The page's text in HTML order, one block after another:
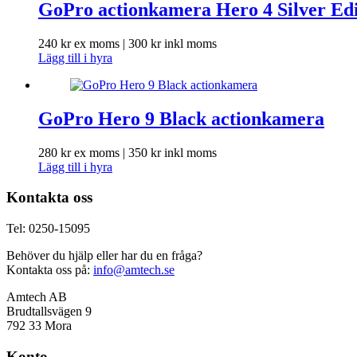
GoPro actionkamera Hero 4 Silver
240 krex moms | 300 krinkl moms
Lägg till i hyra
GoPro Hero 9 Black actionkamera
280 krex moms | 350 krinkl moms
Lägg till i hyra
Kontakta oss
Tel: 0250-15095
Behöver du hjälp eller har du en fråga?
Kontakta oss på: info@amtech.se
Amtech AB
Brudtallsvägen 9
792 33 Mora